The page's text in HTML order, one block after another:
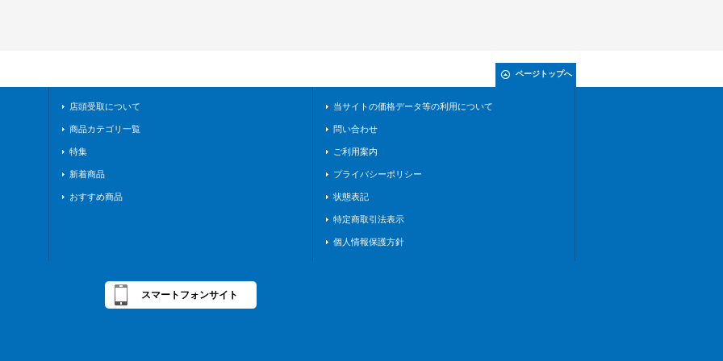
ページトップへ
店頭受取について
商品カテゴリ一覧
特集
新着商品
おすすめ商品
当サイトの価格データ等の利用について
問い合わせ
ご利用案内
プライバシーポリシー
状態表記
特定商取引法表示
個人情報保護方針
スマートフォンサイト